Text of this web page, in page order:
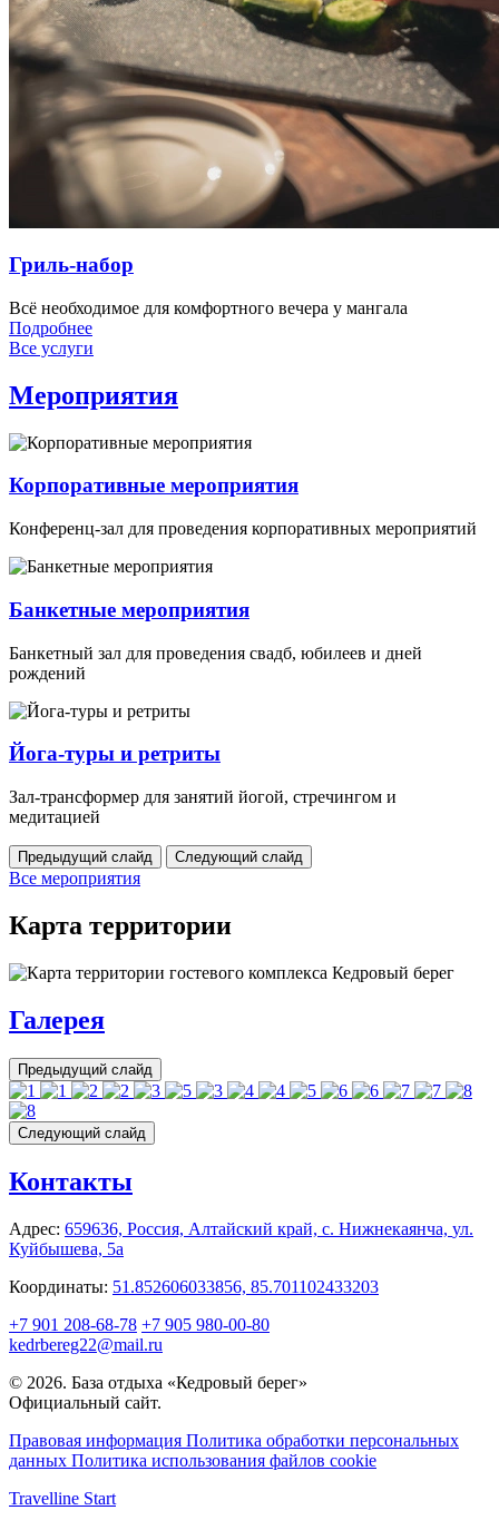
Гриль-набор
Всё необходимое для комфортного вечера у мангала
Подробнее
Все услуги
Мероприятия
Корпоративные мероприятия
Конференц-зал для проведения корпоративных мероприятий
Банкетные мероприятия
Банкетный зал для проведения свадб, юбилеев и дней
рождений
Йога-туры и ретриты
Зал-трансформер для занятий йогой, стречингом и
медитацией
Предыдущий слайд Следующий слайд
Все мероприятия
Карта территории
Галерея
Предыдущий слайд
Следующий слайд
Контакты
Адрес: 659636, Россия, Алтайский край, с. Нижнекаянча, ул.
Куйбышева, 5а
Координаты: 51.852606033856, 85.701102433203
+7 901 208-68-78 +7 905 980-00-80
kedrbereg22@mail.ru
© 2026. База отдыха «Кедровый берег»
Официальный сайт.
Правовая информация Политика обработки персональных
данных Политика использования файлов cookie
Travelline Start